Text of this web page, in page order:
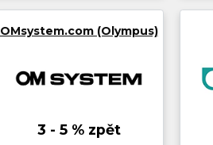
OMsystem.com (Olympus)
3 - 5 % zpět